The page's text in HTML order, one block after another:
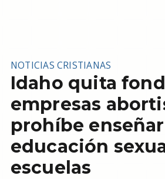
NOTICIAS CRISTIANAS
Idaho quita
empresas
prohíbe enseñar
educación
escuelas